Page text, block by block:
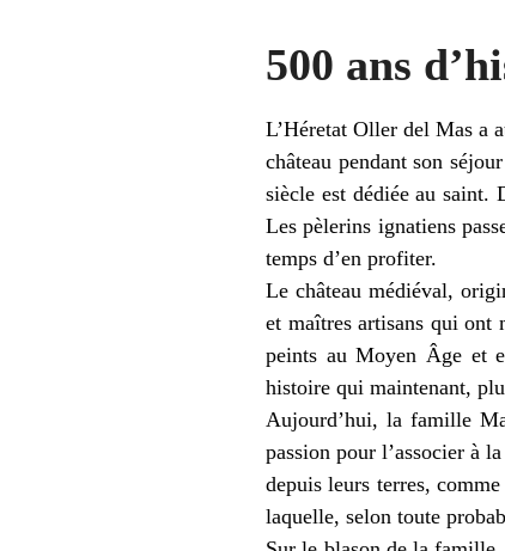
500 ans
L’Héretat Oller del Mas a
château pendant son
siècle est dédiée au saint.
Les pèlerins ignatiens
temps d’en profiter.
Le château médiéval,
et maîtres artisans qui ont
peints au Moyen Âge et
histoire qui maintenant,
Aujourd’hui, la famille
passion pour l’associer à
depuis leurs terres,
laquelle, selon toute